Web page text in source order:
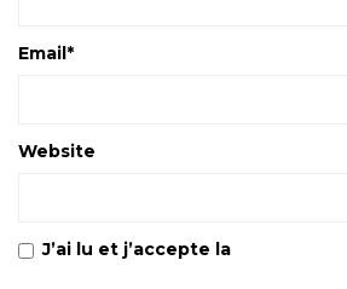
Email*
Website
J’ai lu et j’accepte la